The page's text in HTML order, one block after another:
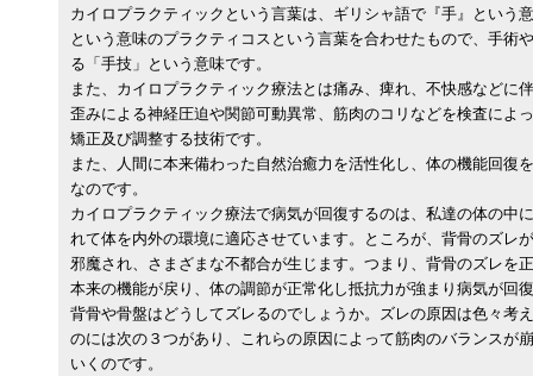
カイロプラクティックという言葉は、ギリシャ語で『手』という
という意味のプラクティコスという言葉を合わせたもので、手術
る「手技」という意味です。
また、カイロプラクティック療法とは痛み、痺れ、不快感などに
歪みによる神経圧迫や関節可動異常、筋肉のコリなどを検査によ
矯正及び調整する技術です。
また、人間に本来備わった自然治癒力を活性化し、体の機能回復
なのです。
カイロプラクティック療法で病気が回復するのは、私達の体の中
れて体を内外の環境に適応させています。ところが、背骨のズレ
邪魔され、さまざまな不都合が生じます。つまり、背骨のズレを
本来の機能が戻り、体の調節が正常化し抵抗力が強まり病気が回
背骨や骨盤はどうしてズレるのでしょうか。ズレの原因は色々考
のには次の３つがあり、これらの原因によって筋肉のバランスが
いくのです。